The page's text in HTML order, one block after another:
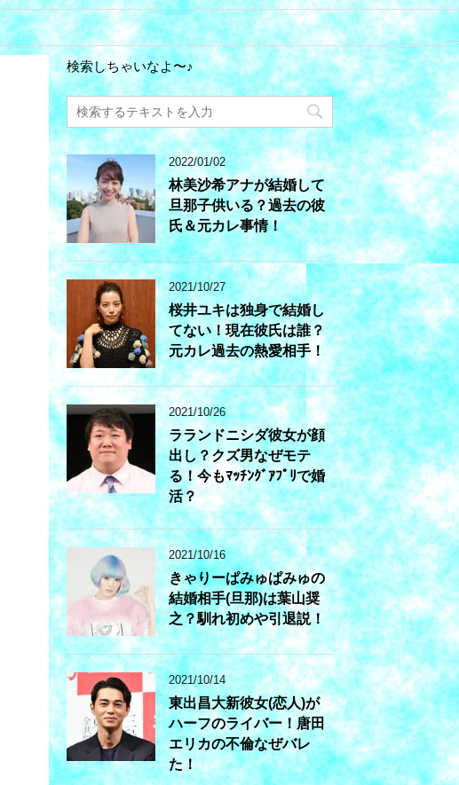
検索しちゃいなよ〜♪
2022/01/02
林美沙希アナが結婚して
旦那子供いる？過去の彼
氏＆元カレ事情！
2021/10/27
桜井ユキは独身で結婚し
てない！現在彼氏は誰？
元カレ過去の熱愛相手！
2021/10/26
ラランドニシダ彼女が顔
出し？クズ男なぜモテ
る！今もﾏｯﾁﾝｸﾞｱﾌﾟﾘで婚
活？
2021/10/16
きゃりーぱみゅぱみゅの
結婚相手(旦那)は葉山奨
之？馴れ初めや引退説！
2021/10/14
東出昌大新彼女(恋人)が
ハーフのライバー！唐田
エリカの不倫なぜバレ
た！